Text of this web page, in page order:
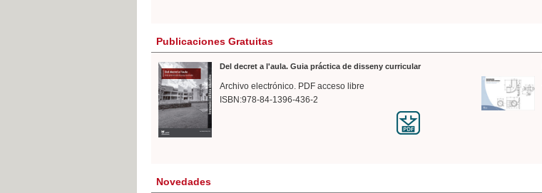
Publicaciones Gratuitas
Del decret a l'aula. Guia práctica de disseny curricular
Archivo electrónico. PDF acceso libre
ISBN:978-84-1396-436-2
Novedades